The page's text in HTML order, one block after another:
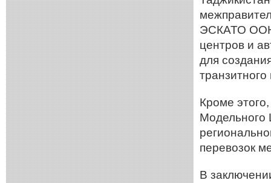
ЭСКАТО ООН,
центров и
для
Кроме
Модельного
перевозок
В